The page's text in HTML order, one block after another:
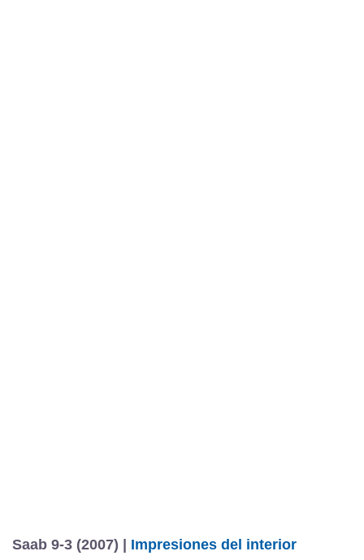
Saab 9-3 (2007) | Impresiones del interior